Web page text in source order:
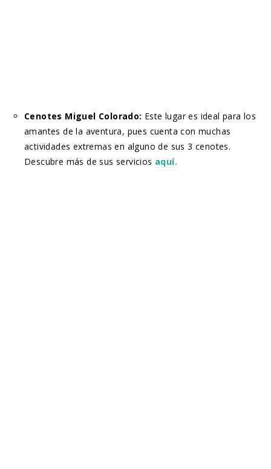
Cenotes Miguel Colorado: Este lugar es ideal para los
amantes de la aventura, pues cuenta con muchas
actividades extremas en alguno de sus 3 cenotes.
Descubre más de sus servicios aquí.